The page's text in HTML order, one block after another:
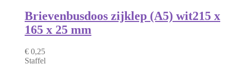
Brievenbusdoos zijklep (A5) wit215 x
165 x 25 mm
€ 0,25
Staffel